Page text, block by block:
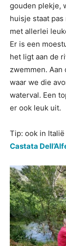
gouden plekje,
huisje staat
met allerlei
Er is een
het ligt aan de
zwemmen.
waar we die
waterval. Een
er ook leuk uit.
Tip: ook in
Castata